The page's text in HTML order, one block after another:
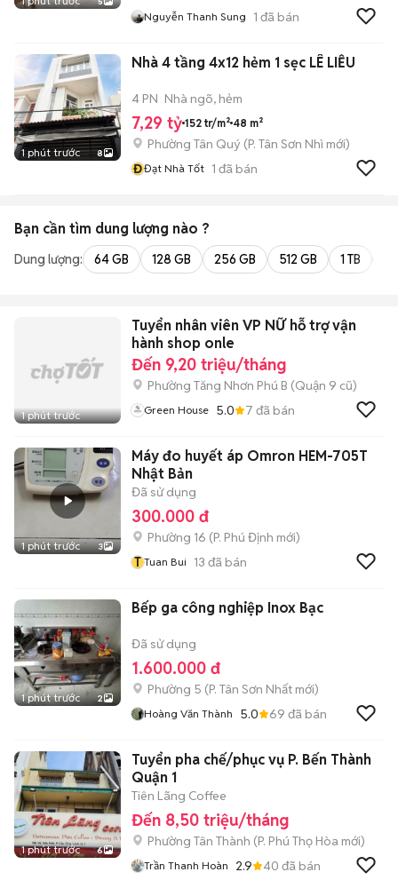
Nguyễn Thanh Sung 1 đã bán
1 phút trước 8
Nhà 4 tầng 4x12 hẻm 1 sẹc LÊ LIỄU
4 PN Nhà ngõ, hẻm
7,29 tỷ 152 tr/m² 48 m²
Phường Tân Quý (P. Tân Sơn Nhì mới)
ĐĐạt Nhà Tốt 1 đã bán
Bạn cần tìm dung lượng nào ?
Dung lượng: 64 GB 128 GB 256 GB 512 GB 1 TB
1 phút trước
Tuyển nhân viên VP NỮ hỗ trợ vận
hành shop onle
Đến 9,20 triệu/tháng
Phường Tăng Nhơn Phú B (Quận 9 cũ)
Green House 5.0 7 đã bán
1 phút trước 3
Máy đo huyết áp Omron HEM-705T
Nhật Bản
Đã sử dụng
300.000 đ
Phường 16 (P. Phú Định mới)
T Tuan Bui 13 đã bán
1 phút trước 2
Bếp ga công nghiệp Inox Bạc
Đã sử dụng
1.600.000 đ
Phường 5 (P. Tân Sơn Nhất mới)
Hoàng Văn Thành 5.0 69 đã bán
1 phút trước 6
Tuyển pha chế/phục vụ P. Bến Thành
Quận 1
Tiên Lãng Coffee
Đến 8,50 triệu/tháng
Phường Tân Thành (P. Phú Thọ Hòa mới)
Trần Thanh Hoàn 2.9 40 đã bán